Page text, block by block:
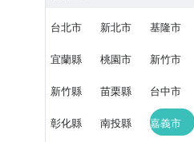
台北市 新北市 基隆市
宜蘭縣 桃園市 新竹市
新竹縣 苗栗縣 台中市
彰化縣 南投縣 嘉義市